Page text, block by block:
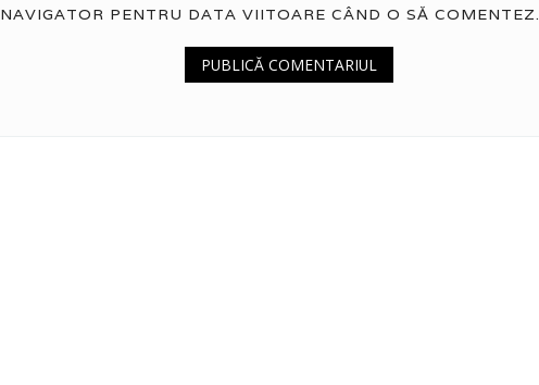
NAVIGATOR PENTRU DATA VIITOARE CÂND O SĂ COMENTEZ.